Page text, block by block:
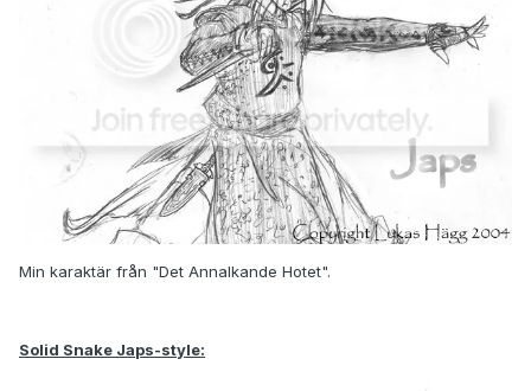
Min karaktär från "Det Annalkande Hotet".
Solid Snake Japs-style: